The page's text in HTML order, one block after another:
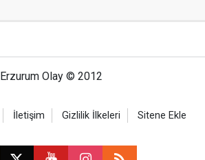
Erzurum Olay © 2012
İletişim Gizlilik İlkeleri Sitene Ekle